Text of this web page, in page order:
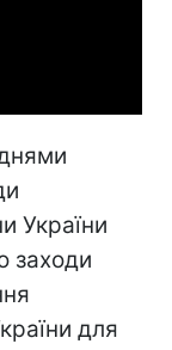
України
заходи
для